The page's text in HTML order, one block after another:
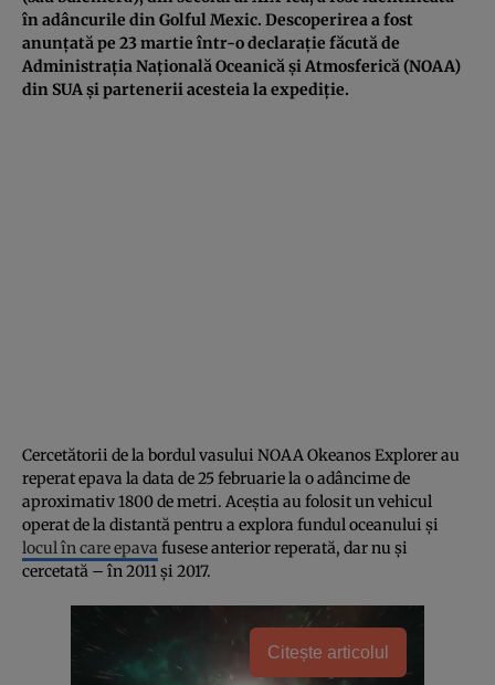
în adâncurile din Golful Mexic. Descoperirea a fost
anunțată pe 23 martie într-o declarație făcută de
Administrația Națională Oceanicăși Atmosferică (NOAA)
din SUA și partenerii acesteia la expediție.
Cercetătorii de la bordul vasului NOAA Okeanos Explorer au
reperat epava la data de 25 februarie la o adâncime de
aproximativ 1800 de metri. Aceștia au folosit un vehicul
operat de la distantă pentru a explora fundul oceanului și
locul în care epava fusese anterior reperată, dar nu și
cercetată – în 2011 și 2017.
Citește articolul